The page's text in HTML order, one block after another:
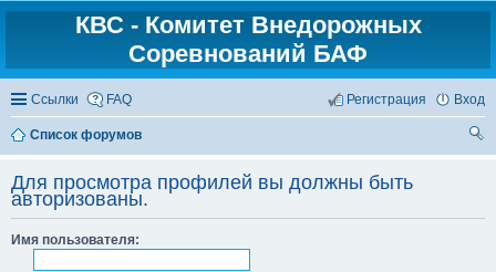
КВС - Комитет Внедорожных
Соревнований БАФ
Ссылки FAQ Вход
Регистрация
Список форумов
Для просмотра профилей вы должны быть
авторизованы.
Имя пользователя: